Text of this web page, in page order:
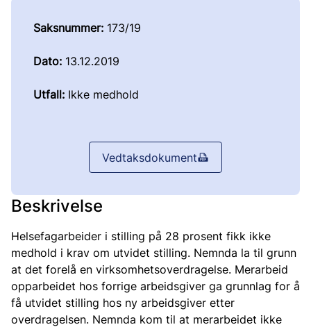
Saksnummer: 173/19
Dato: 13.12.2019
Utfall: Ikke medhold
Vedtaksdokument
Beskrivelse
Helsefagarbeider i stilling på 28 prosent fikk ikke
medhold i krav om utvidet stilling. Nemnda la til grunn
at det forelå en virksomhetsoverdragelse. Merarbeid
opparbeidet hos forrige arbeidsgiver ga grunnlag for å
få utvidet stilling hos ny arbeidsgiver etter
overdragelsen. Nemnda kom til at merarbeidet ikke